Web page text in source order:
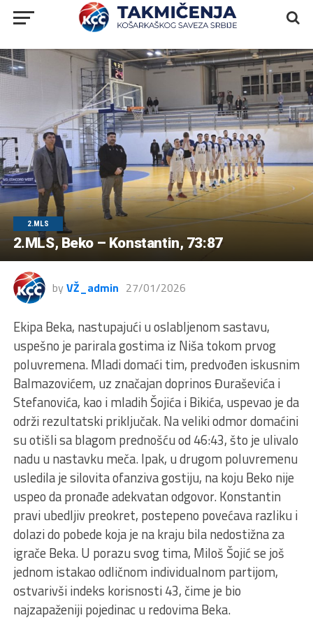
2.MLS
2.MLS, Beko – Konstantin, 73:87
by VŽ_admin 27/01/2026
Ekipa Beka, nastupajući u oslabljenom sastavu,
uspešno je parirala gostima iz Niša tokom prvog
poluvremena. Mladi domaći tim, predvođen iskusnim
Balmazovićem, uz značajan doprinos Đuraševića i
Stefanovića, kao i mladih Šojića i Bikića, uspevao je da
održi rezultatski priključak. Na veliki odmor domaćini
su otišli sa blagom prednošću od 46:43, što je ulivalo
nadu u nastavku meča. Ipak, u drugom poluvremenu
usledila je silovita ofanziva gostiju, na koju Beko nije
uspeo da pronađe adekvatan odgovor. Konstantin
pravi ubedljiv preokret, postepeno povećava razliku i
dolazi do pobede koja je na kraju bila nedostižna za
igrače Beka. U porazu svog tima, Miloš Šojić se još
jednom istakao odličnom individualnom partijom,
ostvarivši indeks korisnosti 43, čime je bio
najzapaženiji pojedinac u redovima Beka.